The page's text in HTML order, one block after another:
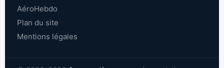
AéroHebdo
Plan du site
Mentions légales